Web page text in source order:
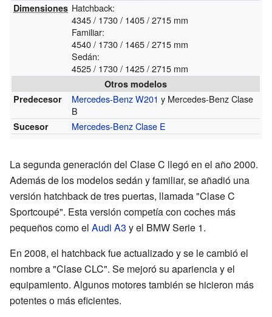
Dimensiones Hatchback:
4345 / 1730 / 1405 / 2715 mm
Familiar:
4540 / 1730 / 1465 / 2715 mm
Sedán:
4525 / 1730 / 1425 / 2715 mm
Otros modelos
Predecesor
Mercedes-Benz W201 y Mercedes-Benz Clase
B
Sucesor Mercedes-Benz Clase E
La segunda generación del Clase C llegó en el año 2000.
Además de los modelos sedán y familiar, se añadió una
versión hatchback de tres puertas, llamada "Clase C
Sportcoupé". Esta versión competía con coches más
pequeños como el Audi A3 y el BMW Serie 1.
En 2008, el hatchback fue actualizado y se le cambió el
nombre a "Clase CLC". Se mejoró su apariencia y el
equipamiento. Algunos motores también se hicieron más
potentes o más eficientes.